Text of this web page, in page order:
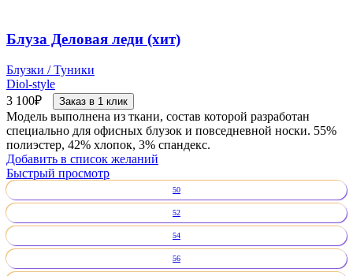
Блуза Деловая леди (хит)
Блузки / Туники
Diol-style
3 100₽ Заказ в 1 клик
Модель выполнена из ткани, состав которой разработан
специально для офисных блузок и повседневной носки. 55%
полиэстер, 42% хлопок, 3% спандекс.
Добавить в список желаний
Быстрый просмотр
50
52
54
56